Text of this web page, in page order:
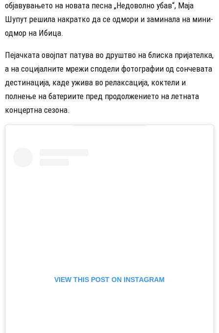
објавувањето на новата песна „Недоволно убав“, Маја
Шупут решила накратко да се одмори и заминала на мини-
одмор на Ибица.
Пејачката овојпат патува во друштво на блиска пријателка,
а на социјалните мрежи сподели фотографии од сончевата
дестинација, каде ужива во релаксација, коктели и
полнење на батериите пред продолжението на летната
концертна сезона.
VIEW THIS POST ON INSTAGRAM